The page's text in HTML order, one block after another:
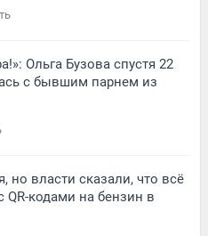
Ольга Бузова спустя 22
с бывшим парнем из
но власти сказали, что всё
QR-кодами на бензин в